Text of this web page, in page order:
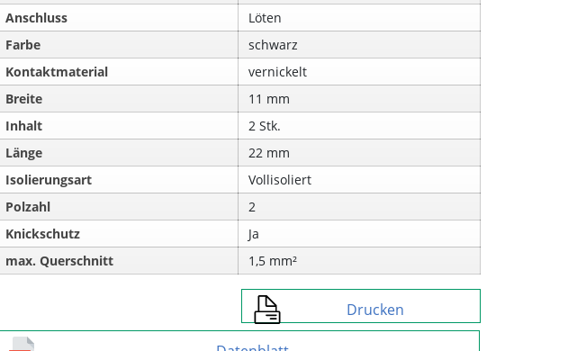
Anschluss
Löten
Farbe
schwarz
Kontaktmaterial
vernickelt
Breite
11 mm
Inhalt
2 Stk.
Länge
22 mm
Isolierungsart
Vollisoliert
Polzahl
2
Knickschutz
Ja
max. Querschnitt
1,5 mm²
Drucken